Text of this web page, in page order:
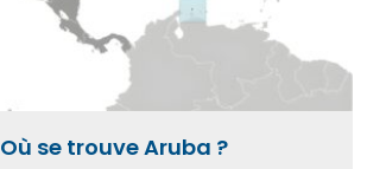
Où se trouve Aruba ?